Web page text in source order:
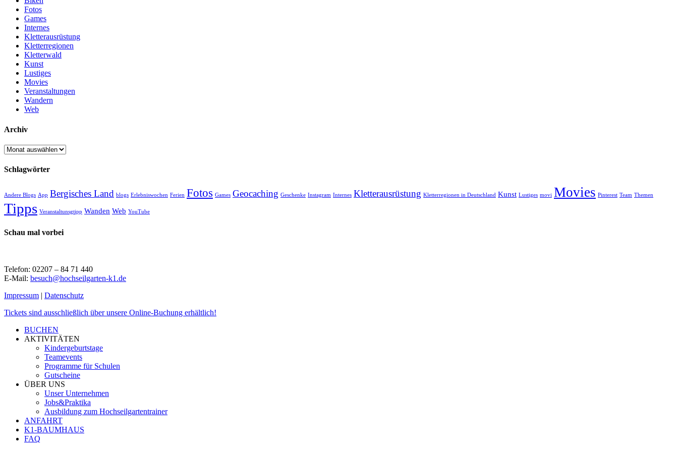
Fotos
Games
Internes
Kletterausrüstung
Kletterregionen
Kletterwald
Kunst
Lustiges
Movies
Veranstaltungen
Wandern
Web
Archiv
Archiv
Schlagwörter
Andere Blogs App Bergisches Land blogs Erlebniswochen Ferien Fotos Games Geocaching Geschenke Instagram Internes Kletterausrüstung Kletterregionen in Deutschland Kunst Lustiges movi Movies Pinterest Team Themen
Tipps Veranstaltunsgtipp Wanden Web YouTube
Schau mal vorbei
Telefon: 02207 – 84 71 440
E-Mail: besuch@hochseilgarten-k1.de
Impressum | Datenschutz
Close
Tickets sind ausschließlich über unsere Online-Buchung erhältlich!
BUCHEN
AKTIVITÄTEN
Kindergeburtstage
Teamevents
Programme für Schulen
Gutscheine
ÜBER UNS
Unser Unternehmen
Jobs&Praktika
Ausbildung zum Hochseilgartentrainer
ANFAHRT
K1-BAUMHAUS
FAQ